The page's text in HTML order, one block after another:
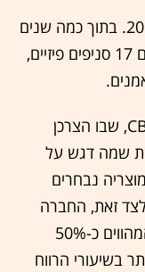
הרשת הוקמה כחנות אחת במינכן ב-2017. בתוך כמה שנים
היא הפכה לרשת המובילה בגרמניה, עם 17 סניפים פיזיים,
הבידול הזה חשוב במיוחד בענף כמו CBD, שבו הצרכן
שמה דגש על
נבחרים
זאת, החברה
פיתחה גם גם מותגים פרטיים משלה, המהווים כ-50%
בשיעורי הרווח